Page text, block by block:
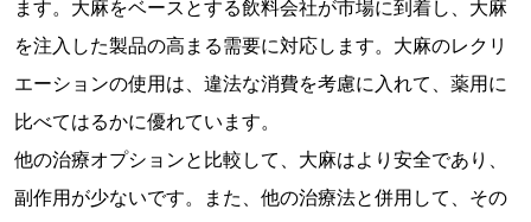
ます。大麻をベースとする飲料会社が市場に到着し、大麻
を注入した製品の高まる需要に対応します。大麻のレクリ
エーションの使用は、違法な消費を考慮に入れて、薬用に
比べてはるかに優れています。
他の治療オプションと比較して、大麻はより安全であり、
副作用が少ないです。また、他の治療法と併用して、その